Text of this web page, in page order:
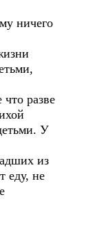
ничего
разве
У
из
еду, не